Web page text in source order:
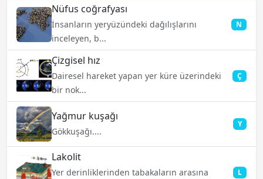
Nüfus coğrafyası
İnsanların yeryüzündeki dağılışlarını
inceleyen, b...
N
Çizgisel hız
Dairesel hareket yapan yer küre üzerindeki
bir nok...
Ç
Yağmur kuşağı
Gökkuşağı....
Y
Lakolit
Yer derinliklerinden tabakaların arasına
L